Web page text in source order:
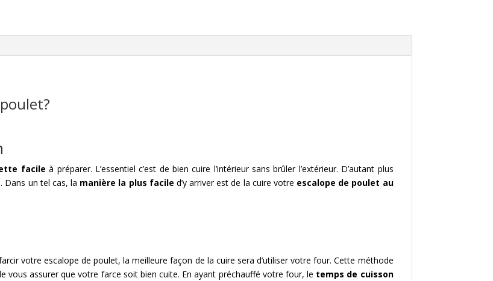
facileà préparer. L’essentiel c’est de bien cuire l’intérieur sans brûler l’extérieur. D’autant plus
Dans un tel cas, la manière la plus facile d’y arriver est de la cuire votre escalope de poulet au
votre escalope de poulet, la meilleure façon de la cuire sera d’utiliser votre four. Cette méthode
assurer que votre farce soit bien cuite. En ayant préchauffé votre four, le temps de cuisson